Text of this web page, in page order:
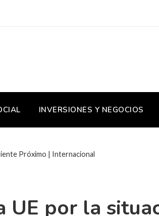
INVERSIONES Y NEGOCIOS
Próximo | Internacional
UE por la